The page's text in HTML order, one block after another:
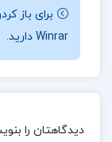
کرده است تا
به تدریج به
خوانندگان
تمرین‌های
Winrar دارید.
دیدگاهتان را